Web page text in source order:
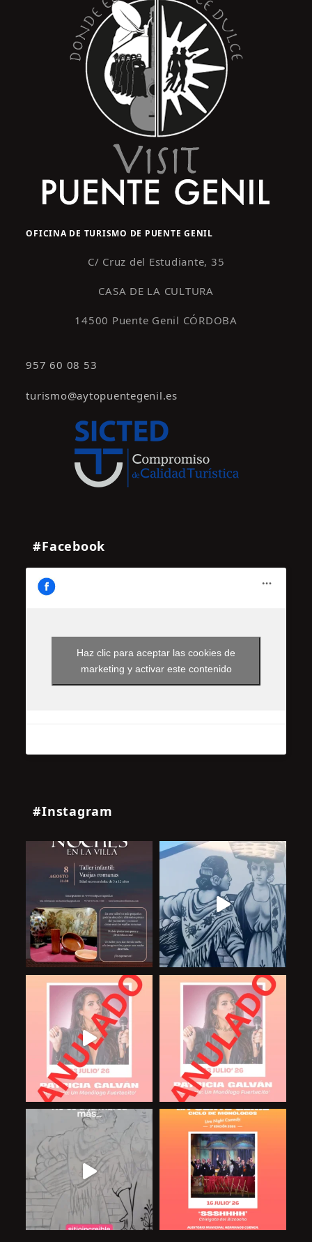
OFICINA DE TURISMO DE PUENTE GENIL
C/ Cruz del Estudiante, 35
CASA DE LA CULTURA
14500 Puente Genil CÓRDOBA
957 60 08 53
turismo@aytopuentegenil.es
#Facebook
Haz clic para aceptar las cookies de
marketing y activar este contenido
#Instagram